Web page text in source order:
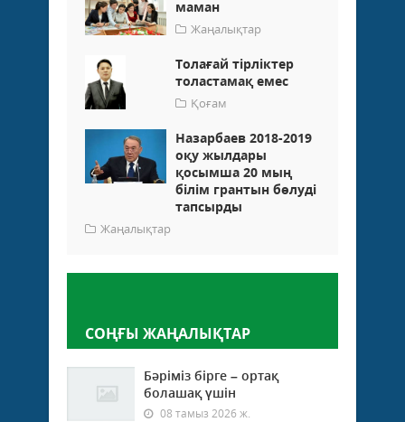
маман
Жаңалықтар
Толағай тірліктер
толастамақ емес
Қоғам
Назарбаев 2018-2019
оқу жылдары
қосымша 20 мың
білім грантын бөлуді
тапсырды
Жаңалықтар
СОҢҒЫ ЖАҢАЛЫҚТАР
Бәріміз бірге – ортақ
болашақ үшін
08 тамыз 2026 ж.